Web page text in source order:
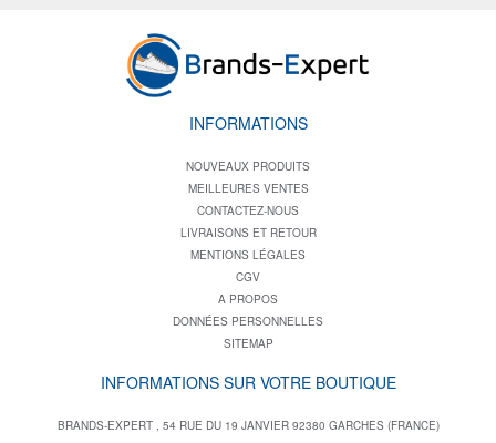
INFORMATIONS
NOUVEAUX PRODUITS
MEILLEURES VENTES
CONTACTEZ-NOUS
LIVRAISONS ET RETOUR
MENTIONS LÉGALES
CGV
A PROPOS
DONNÉES PERSONNELLES
SITEMAP
INFORMATIONS SUR VOTRE BOUTIQUE
BRANDS-EXPERT , 54 RUE DU 19 JANVIER 92380 GARCHES (FRANCE)